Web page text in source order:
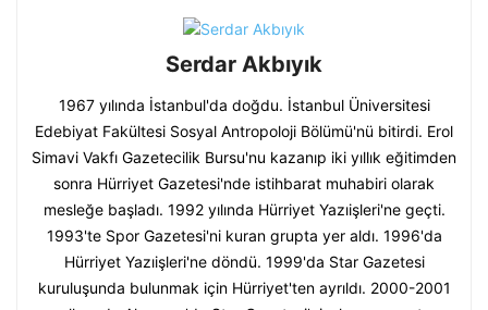
Serdar Akbıyık
1967 yılında İstanbul'da doğdu. İstanbul Üniversitesi
Edebiyat Fakültesi Sosyal Antropoloji Bölümü'nü bitirdi. Erol
Simavi Vakfı Gazetecilik Bursu'nu kazanıp iki yıllık eğitimden
sonra Hürriyet Gazetesi'nde istihbarat muhabiri olarak
mesleğe başladı. 1992 yılında Hürriyet Yazıişleri'ne geçti.
1993'te Spor Gazetesi'ni kuran grupta yer aldı. 1996'da
Hürriyet Yazıişleri'ne döndü. 1999'da Star Gazetesi
kuruluşunda bulunmak için Hürriyet'ten ayrıldı. 2000-2001